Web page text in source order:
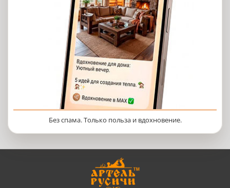
Без спама. Только польза и вдохновение.